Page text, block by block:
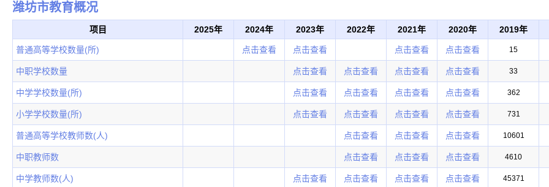
潍坊市教育概况
项目 2025年 2024年 2023年 2022年 2021年 2020年 2019年
普通高等学校数量(所) 点击查看 点击查看 点击查看 点击查看 15
中职学校数量 点击查看 点击查看 点击查看 点击查看 33
中学学校数量(所) 点击查看 点击查看 点击查看 点击查看 362
小学学校数量(所) 点击查看 点击查看 点击查看 点击查看 731
普通高等学校教师数(人) 点击查看 点击查看 点击查看 10601
中职教师数 点击查看 点击查看 点击查看 4610
中学教师数(人) 点击查看 点击查看 点击查看 点击查看 45371